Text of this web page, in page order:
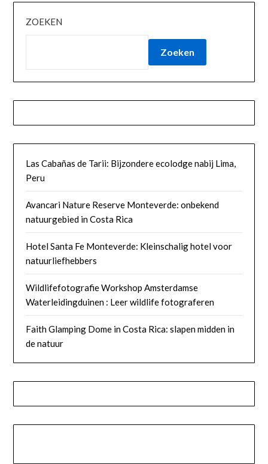
ZOEKEN
Zoeken
Las Cabañas de Tarii: Bijzondere ecolodge nabij Lima,
Peru
Avancari Nature Reserve Monteverde: onbekend
natuurgebied in Costa Rica
Hotel Santa Fe Monteverde: Kleinschalig hotel voor
natuurliefhebbers
Wildlifefotografie Workshop Amsterdamse
Waterleidingduinen : Leer wildlife fotograferen
Faith Glamping Dome in Costa Rica: slapen midden in
de natuur